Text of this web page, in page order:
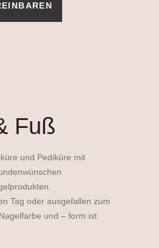
Fuß
und Pediküre mit
Tag oder ausgefallen zum
und – form ist